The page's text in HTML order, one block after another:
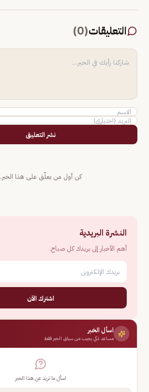
التعليقات(
0
)
نشر التعليق
كن أول من يعلّق على هذا الخبر.
النشرة البريدية
أهم الأخبار إلى بريدك كل صباح.
اشترك الآن
اسأل الخبر
مساعد ذكي يجيب من سياق الخبر فقط
اسأل ما تريد عن هذا الخبر